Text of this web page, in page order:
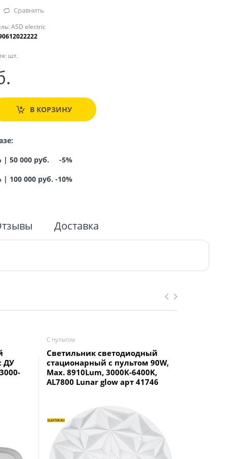
Сравнить
ASD electric
шт.
В КОРЗИНУ
| 50 000 руб. -5%
| 100 000 руб. -10%
Доставка
ДУ
С пультом
Светильник светодиодный
стационарный с пультом 90W,
Max. 8910Lum, 3000К-6400K,
AL7800 Lunar glow арт 41746